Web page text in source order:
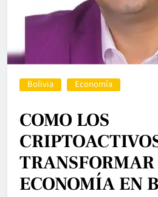
Bolivia Economía
COMO LOS
ECONOMÍA EN